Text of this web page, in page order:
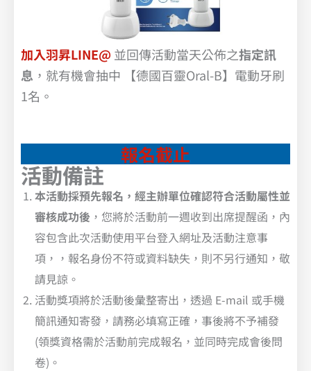
加入羽昇LINE@ 並回傳活動當天公佈之指定訊
息 ，就有機會抽中 【德國百靈Oral-B】電動牙刷
1名。
報名截止
活動備註
本活動採預先報名，經主辦單位確認符合活動屬性並
審核成功後 ，您將於活動前一週收到出席提醒函，內
容包含此次活動使用平台登入網址及活動注意事
項，，報名身份不符或資料缺失，則不另行通知，敬
請見諒。
活動獎項將於活動後彙整寄出，透過 E-mail 或手機
簡訊通知寄發，請務必填寫正確，事後將不予補發
(領獎資格需於活動前完成報名，並同時完成會後問
卷)。